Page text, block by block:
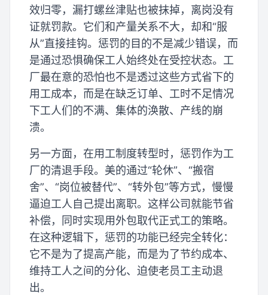
效归零，漏打螺丝津贴也被抹掉，离岗没有
证就罚款。它们和产量关系不大，却和“服
从”直接挂钩。惩罚的目的不是减少错误，而
是通过恐惧确保工人始终处在受控状态。工
厂最在意的恐怕也不是透过这些方式省下的
用工成本，而是在缺乏订单、工时不足情况
下工人们的不满、集体的涣散、产线的崩
溃。
另一方面，在用工制度转型时，惩罚作为工
厂的清退手段。美的通过“轮休”、“搬宿
舍”、“岗位被替代”、“转外包”等方式，慢慢
逼迫工人自己提出离职。这样公司就能节省
补偿，同时实现用外包取代正式工的策略。
在这种逻辑下，惩罚的功能已经完全转化：
它不是为了提高产能，而是为了节约成本、
维持工人之间的分化、迫使老员工主动退
出。